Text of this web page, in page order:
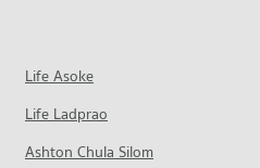
ณาจักร (วปอ.)
นคร
Life Asoke
Life Ladprao
Ashton Chula Silom